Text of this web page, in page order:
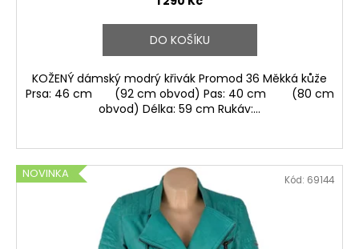
DO KOŠÍKU
KOŽENÝ dámský modrý křivák Promod 36 Měkká kůže
Prsa: 46 cm (92 cm obvod) Pas: 40 cm (80 cm
obvod) Délka: 59 cm Rukáv:...
NOVINKA Kód: 69144